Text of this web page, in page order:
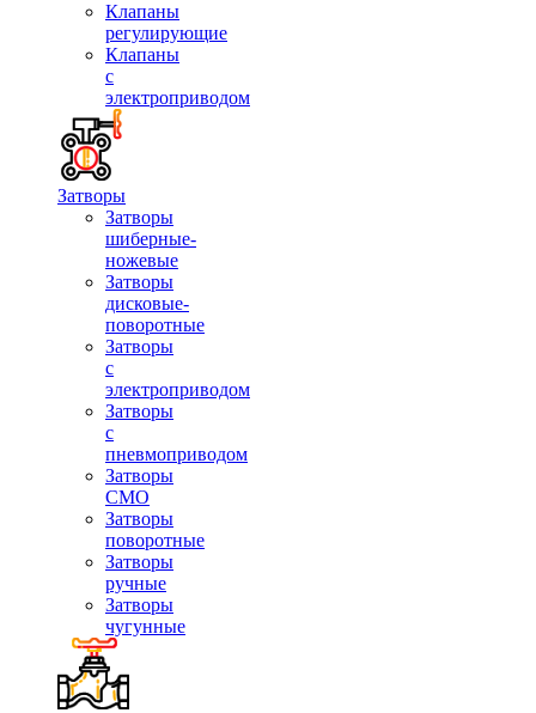
Клапаны
регулирующие
Клапаны
с
электроприводом
Затворы
Затворы
шиберные-
ножевые
Затворы
дисковые-
поворотные
Затворы
с
электроприводом
Затворы
с
пневмоприводом
Затворы
СМО
Затворы
поворотные
Затворы
ручные
Затворы
чугунные